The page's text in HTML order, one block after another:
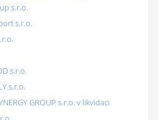
s.r.o.
s.r.o.
s.r.o.
s.r.o.
GROUP s.r.o. v likvidaci